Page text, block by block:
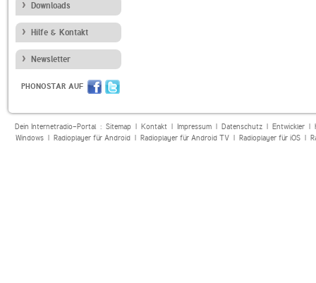
Downloads
Hilfe & Kontakt
Newsletter
PHONOSTAR AUF
Dein Internetradio-Portal : Sitemap| Kontakt| Impressum| Datenschutz| Entwickler|
Windows| Radioplayer für Android| Radioplayer für Android TV| Radioplayer für iOS|